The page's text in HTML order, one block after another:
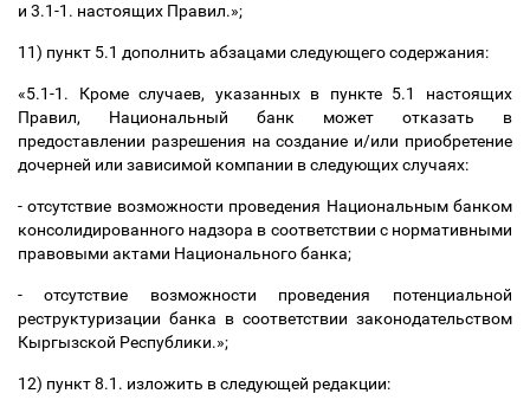
и 3.1-1. настоящих Правил.»;
11) пункт 5.1 дополнить абзацами следующего содержания:
«5.1-1. Кроме случаев, указанных в пункте 5.1 настоящих
Правил, Национальный банк может отказать в
предоставлении разрешения на создание и/или приобретение
дочерней или зависимой компании в следующих случаях:
- отсутствие возможности проведения Национальным банком
консолидированного надзора в соответствии с нормативными
правовыми актами Национального банка;
- отсутствие возможности проведения потенциальной
реструктуризации банка в соответствии законодательством
Кыргызской Республики.»;
12) пункт 8.1. изложить в следующей редакции: